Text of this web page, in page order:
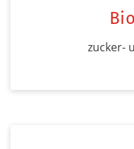
zucker-